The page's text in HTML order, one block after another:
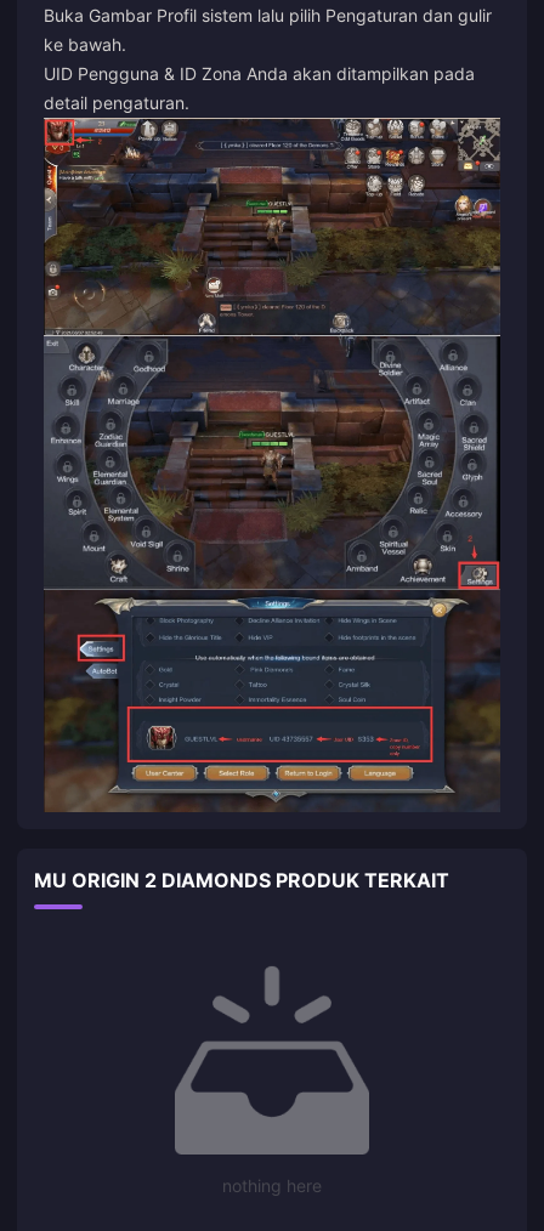
Buka Gambar Profil sistem lalu pilih Pengaturan dan gulir
ke bawah.
UID Pengguna & ID Zona Anda akan ditampilkan pada
detail pengaturan.
MU ORIGIN 2 DIAMONDS PRODUK TERKAIT
nothing here